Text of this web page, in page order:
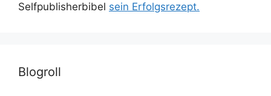
Selfpublisherbibel sein Erfolgsrezept.
Blogroll